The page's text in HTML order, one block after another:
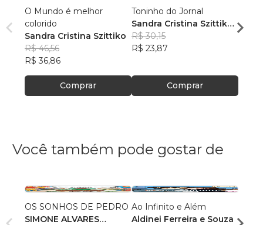
O Mundo é melhor
colorido
Sandra Cristina Szittiko
R$ 46,56
R$ 36,86
Comprar
Toninho do Jornal
Sandra Cristina Szittiko
Ramos
R$ 30,15
R$ 23,87
Comprar
R$
Você também pode gostar de
OS SONHOS DE PEDRO
SIMONE ALVARES
Ao Infinito e Além
Aldinei Ferreira e Souza Mari